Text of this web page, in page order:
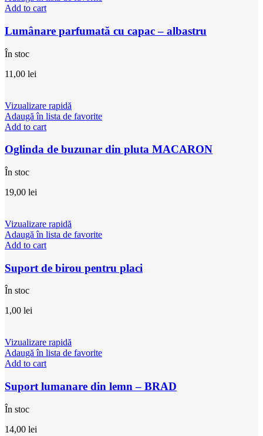
Add to cart
Lumânare parfumată cu capac – albastru
În stoc
11,00 lei
Vizualizare rapidă
Adaugă în lista de favorite
Add to cart
Oglinda de buzunar din pluta MACARON
În stoc
19,00 lei
Vizualizare rapidă
Adaugă în lista de favorite
Add to cart
Suport de birou pentru placi
În stoc
1,00 lei
Vizualizare rapidă
Adaugă în lista de favorite
Add to cart
Suport lumanare din lemn – BRAD
În stoc
14,00 lei